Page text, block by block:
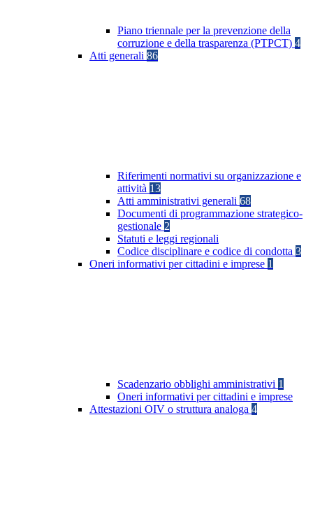
Piano triennale per la prevenzione della
corruzione e della trasparenza (PTPCT) 4
Atti generali 86
Riferimenti normativi su organizzazione e
attività 13
Atti amministrativi generali 68
Documenti di programmazione strategico-
gestionale 2
Statuti e leggi regionali
Codice disciplinare e codice di condotta 3
Oneri informativi per cittadini e imprese 1
Scadenzario obblighi amministrativi 1
Oneri informativi per cittadini e imprese
Attestazioni OIV o struttura analoga 4